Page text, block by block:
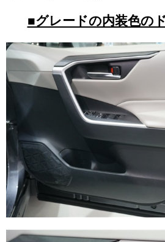
■グレードの内装色の